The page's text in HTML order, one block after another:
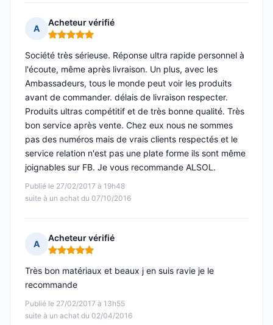
A
Acheteur vérifié
Note : 5 sur 5
Publié le 27/02/2017 à 19h48
suite à un achat du 07/10/2016
Société très sérieuse. Réponse ultra rapide personnel à
l'écoute, même après livraison. Un plus, avec les
Ambassadeurs, tous le monde peut voir les produits
avant de commander. délais de livraison respecter.
Produits ultras compétitif et de très bonne qualité. Très
bon service après vente. Chez eux nous ne sommes
pas des numéros mais de vrais clients respectés et le
service relation n'est pas une plate forme ils sont même
joignables sur FB. Je vous recommande ALSOL.
A
Acheteur vérifié
Note : 5 sur 5
Publié le 27/02/2017 à 13h55
suite à un achat du 02/04/2016
Très bon matériaux et beaux j en suis ravie je le
recommande